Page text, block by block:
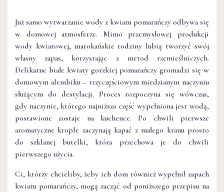
Już samo wytwarzanie wody z kwiatu pomarańczy odbywa się
w domowej atmosferze. Mimo przemysłowej produkcji
wody kwiatowej, marokańskie rodziny lubią tworzyć swój
własny zapas, korzystając z metod rzemieślniczych.
Delikatne białe kwiaty gorzkiej pomarańczy gromadzi się w
domowym alembiku – trzyczęściowym miedzianym naczyniu
służącym do destylacji. Proces rozpoczyna się wówczas,
gdy naczynie, którego najniższa część wypełniona jest wodą,
postawione zostaje na kuchence. Po chwili pierwsze
aromatyczne krople zaczynają kapać z małego kranu prosto
do szklanej butelki, która przechowa je do chwili
pierwszego użycia.
Ci, którzy chcieliby, żeby ich dom również wypełnił zapach
kwiatu pomarańczy, mogą zacząć od poniższego przepisu na